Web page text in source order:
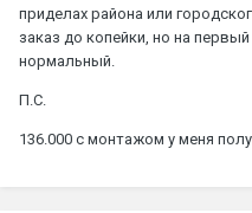
приделах района или
заказ до копейки, но на
нормальный.
П.С.
136.000 с монтажом у меня